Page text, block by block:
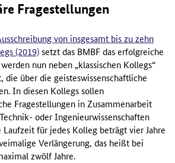
Fragestellungen
von insgesamt bis zu zehn
(2019)setzt das BMBF das erfolgreiche
nun neben „klassischen Kollegs“
die über die geisteswissenschaftliche
In diesen Kollegs sollen
Fragestellungen in Zusammenarbeit
oder Ingenieurwissenschaften
für jedes Kolleg beträgt vier Jahre
Verlängerung, das heißt bei
zwölf Jahre.